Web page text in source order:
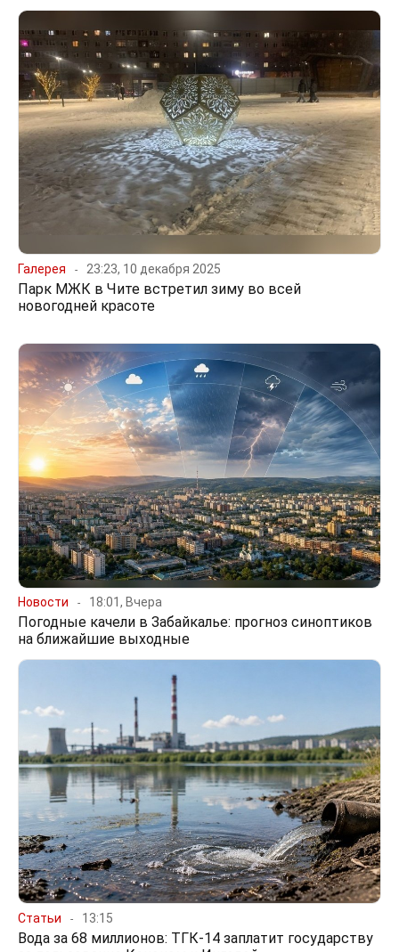
Галерея 23:23, 10 декабря 2025
Парк МЖК в Чите встретил зиму во всей
новогодней красоте
Новости 18:01, Вчера
Погодные качели в Забайкалье: прогноз синоптиков
на ближайшие выходные
Статьи 13:15
Вода за 68 миллионов: ТГК-14 заплатит государству